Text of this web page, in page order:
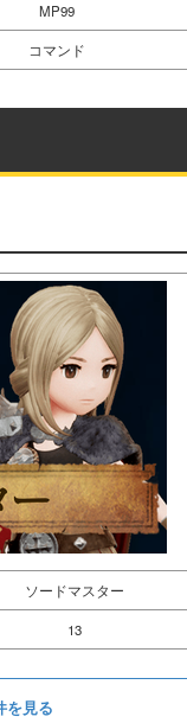
MP99
コマンド
ソードマスター
13
を見る